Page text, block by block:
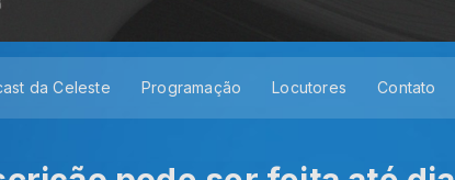
da Celeste Programação Locutores Contato